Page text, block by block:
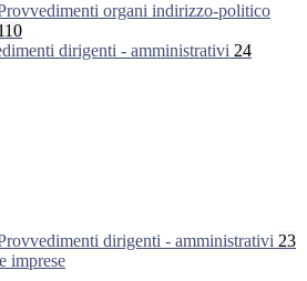
organi indirizzo-politico
dirigenti - amministrativi 24
dirigenti - amministrativi 23
imprese